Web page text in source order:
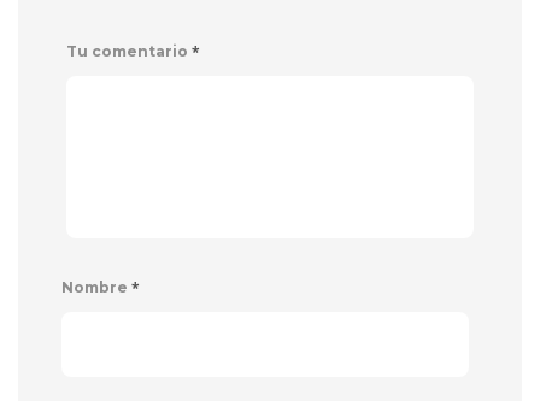
Tu comentario *
Nombre *